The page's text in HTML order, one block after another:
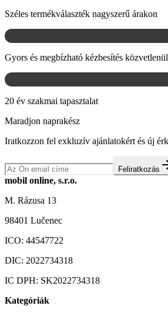
Széles termékválaszték nagyszerű árakon
Gyors és megbízható kézbesítés
20 év szakmai tapasztalat
Maradjon naprakész
Iratkozzon fel exkluzív ajánlatokért és új
Feliratkozás
mobil online, s.r.o.
M. Rázusa 13
98401 Lučenec
ICO: 44547722
DIC: 2022734318
IC DPH: SK2022734318
Kategóriák